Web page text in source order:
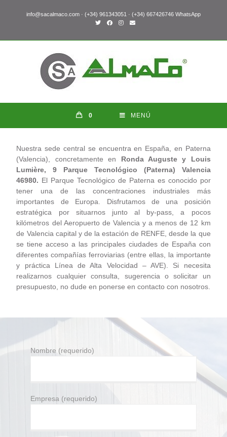
info@sacalmaco.com · (+34) 961343051 · (+34) 667426746 WhatsApp
0 MENÚ
Nuestra sede central se encuentra en España, en Paterna
(Valencia), concretamente en Ronda Auguste y Louis
Lumière, 9 Parque Tecnológico (Paterna) Valencia
46980. El Parque Tecnológico de Paterna es conocido por
tener una de las concentraciones industriales más
importantes de Europa. Disfrutamos de una posición
estratégica por situarnos junto al by-pass, a pocos
kilómetros del Aeropuerto de Valencia y a menos de 12 km
de Valencia capital y de la estación de RENFE, desde la que
se tiene acceso a las principales ciudades de España con
diferentes compañías ferroviarias (entre ellas, la importante
y práctica Línea de Alta Velocidad – AVE). Si necesita
realizarnos cualquier consulta, sugerencia o solicitar un
presupuesto, no dude en ponerse en contacto con nosotros.
Nombre (requerido)
Empresa (requerido)